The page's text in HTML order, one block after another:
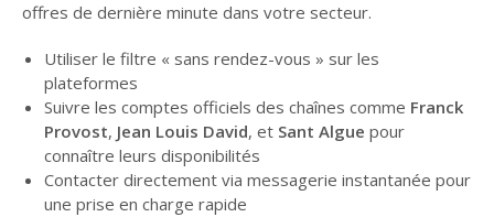
offres de dernière minute dans votre secteur.
Utiliser le filtre « sans rendez-vous » sur les
plateformes
Suivre les comptes officiels des chaînes comme Franck
Provost, Jean Louis David, et Sant Algue pour
connaître leurs disponibilités
Contacter directement via messagerie instantanée pour
une prise en charge rapide